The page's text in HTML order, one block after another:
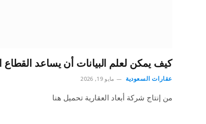
كيف يمكن لعلم البيانات أن يساعد القطاع
عقارات السعودية مايو 19, 2026
من إنتاج شركة أبعاد العقارية تحميل هنا